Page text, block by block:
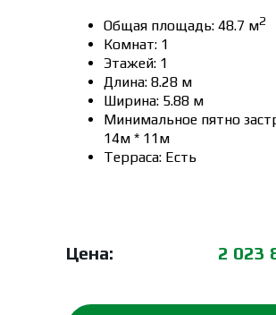
2 023
Цена:
Общая площадь: 48.7 м2
Комнат: 1
Этажей: 1
Длина: 8.28 м
Ширина: 5.88 м
Минимальное пятно
14м * 11м
Терраса: Есть